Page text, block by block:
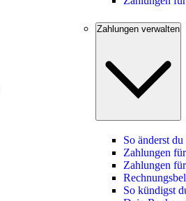
Zahlungen verwalten
So änderst
Zahlungen
Zahlungen
So kündigst